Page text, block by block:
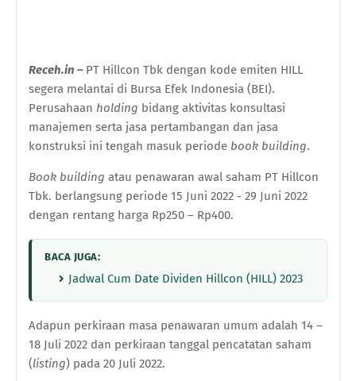
Receh.in – PT Hillcon Tbk dengan kode emiten HILL
segera melantai di Bursa Efek Indonesia (BEI).
Perusahaan holding bidang aktivitas konsultasi
manajemen serta jasa pertambangan dan jasa
konstruksi ini tengah masuk periode book building.
Book building atau penawaran awal saham PT Hillcon
Tbk. berlangsung periode 15 Juni 2022 - 29 Juni 2022
dengan rentang harga Rp250 – Rp400.
BACA JUGA:
Jadwal Cum Date Dividen Hillcon (HILL) 2023
Adapun perkiraan masa penawaran umum adalah 14 –
18 Juli 2022 dan perkiraan tanggal pencatatan saham
(listing) pada 20 Juli 2022.